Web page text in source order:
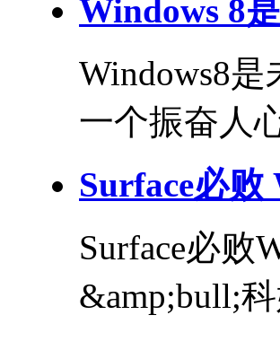
Windows 8
Windows8
一个振奋人
Surface必
Surface必败
&amp;bull;